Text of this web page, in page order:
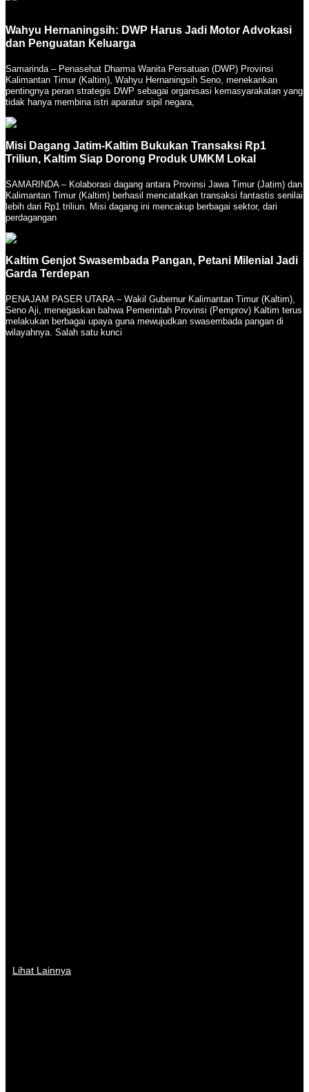
Wahyu Hernaningsih: DWP Harus Jadi Motor Advokasi
dan Penguatan Keluarga
Samarinda – Penasehat Dharma Wanita Persatuan (DWP) Provinsi
Kalimantan Timur (Kaltim), Wahyu Hernaningsih Seno, menekankan
pentingnya peran strategis DWP sebagai organisasi kemasyarakatan yang
tidak hanya membina istri aparatur sipil negara,
Misi Dagang Jatim-Kaltim Bukukan Transaksi Rp1
Triliun, Kaltim Siap Dorong Produk UMKM Lokal
SAMARINDA – Kolaborasi dagang antara Provinsi Jawa Timur (Jatim) dan
Kalimantan Timur (Kaltim) berhasil mencatatkan transaksi fantastis senilai
lebih dari Rp1 triliun. Misi dagang ini mencakup berbagai sektor, dari
perdagangan
Kaltim Genjot Swasembada Pangan, Petani Milenial Jadi
Garda Terdepan
PENAJAM PASER UTARA – Wakil Gubernur Kalimantan Timur (Kaltim),
Seno Aji, menegaskan bahwa Pemerintah Provinsi (Pemprov) Kaltim terus
melakukan berbagai upaya guna mewujudkan swasembada pangan di
wilayahnya. Salah satu kunci
Lihat Lainnya